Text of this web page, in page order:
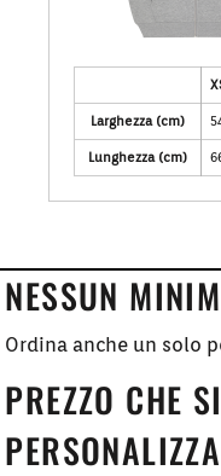
Larghezza (cm)
Lunghezza (cm)
NESSUN
Ordina anche un solo
PREZZO CHE